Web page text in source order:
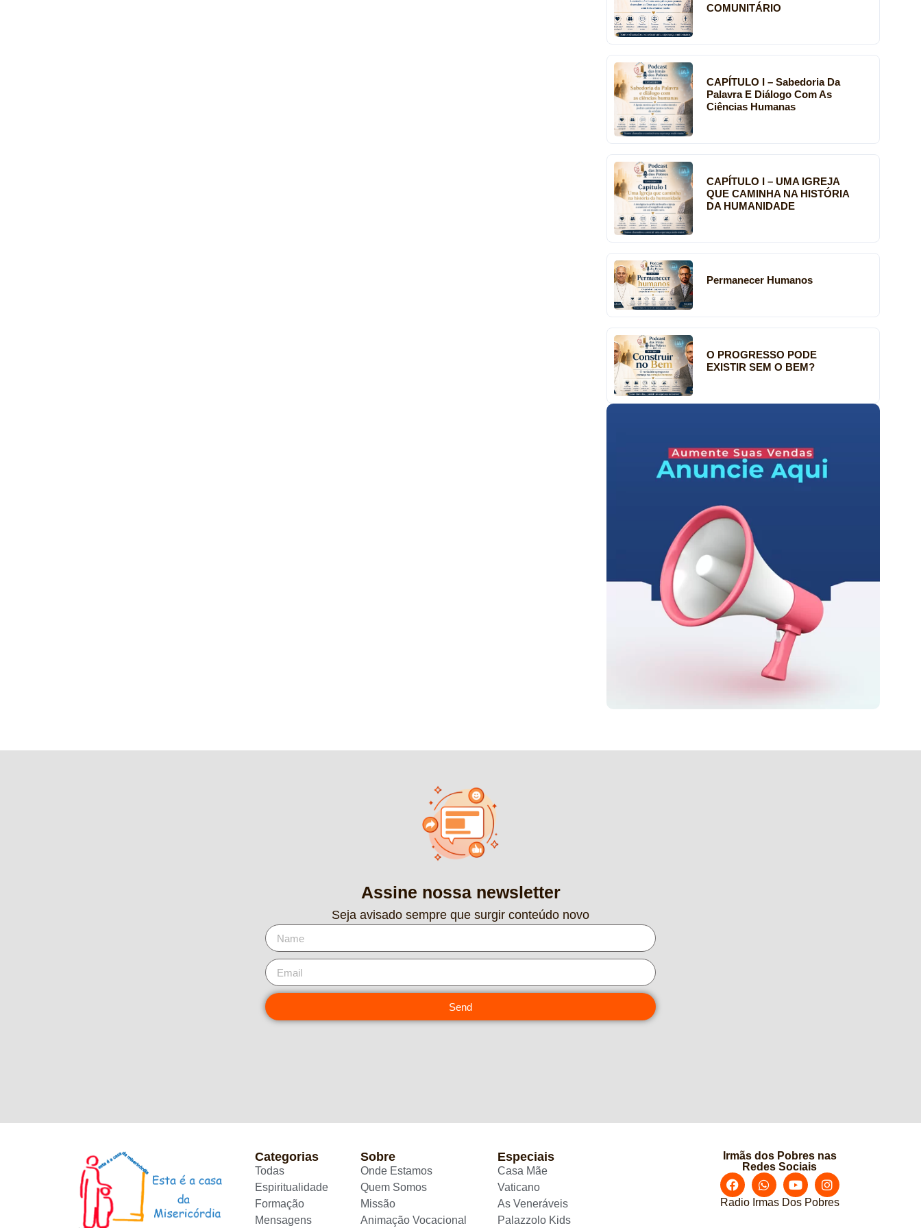
COMUNITÁRIO
CAPÍTULO I – Sabedoria Da
Palavra E Diálogo Com As
Ciências Humanas
CAPÍTULO I – UMA IGREJA
QUE CAMINHA NA HISTÓRIA
DA HUMANIDADE
Permanecer Humanos
O PROGRESSO PODE
EXISTIR SEM O BEM?
Assine nossa newsletter
Seja avisado sempre que surgir conteúdo novo
Send
Categorias
Todas
Espiritualidade
Formação
Mensagens
Sobre
Onde Estamos
Quem Somos
Missão
Animação Vocacional
Especiais
Casa Mãe
Vaticano
As Veneráveis
Palazzolo Kids
Irmãs dos Pobres nas
Redes Sociais
Radio Irmas Dos Pobres